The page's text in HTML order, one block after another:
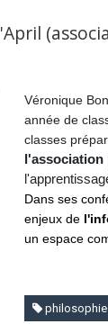
Véronique
année de
classes
l'association
Dans ses
enjeux de
un espace
philosophie